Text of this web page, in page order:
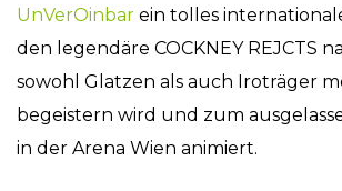
UnVerOinbar ein tolles
den legendäre COCKNEY REJCTS
sowohl Glatzen als auch Iroträger
begeistern wird und zum
in der Arena Wien animiert.